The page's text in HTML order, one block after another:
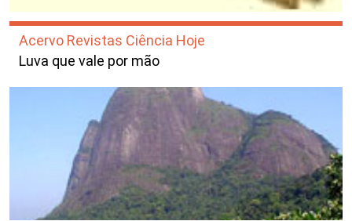
Acervo Revistas Ciência Hoje
Luva que vale por mão